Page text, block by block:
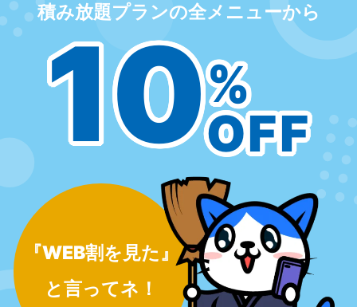
積み放題プランの全メニューから
10%
OFF
『WEB割を見た』
と言ってネ！